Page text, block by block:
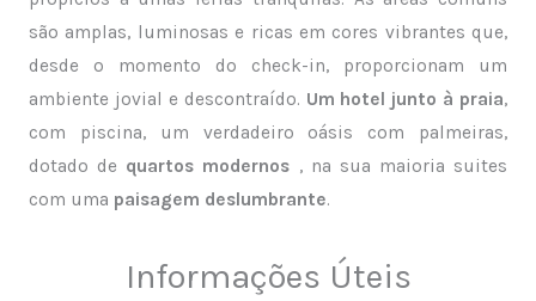
são amplas, luminosas e ricas em cores vibrantes que,
desde o momento do check-in, proporcionam um
ambiente jovial e descontraído. Um hotel junto à praia,
com piscina, um verdadeiro oásis com palmeiras,
dotado de quartos modernos , na sua maioria suites
com uma paisagem deslumbrante.
Informações Úteis